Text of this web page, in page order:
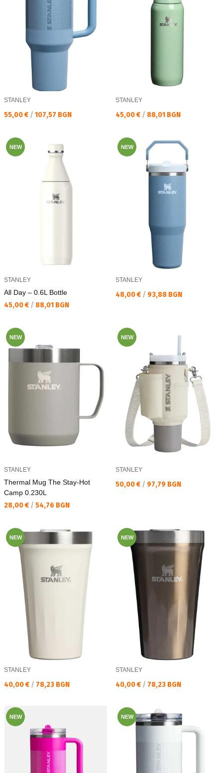
STANLEY
Текуща цена:
55,00 € / 107,57 BGN
STANLEY
Текуща цена:
45,00 € / 88,01 BGN
NEW
STANLEY
All Day – 0.6L Bottle
Текуща цена:
45,00 € / 88,01 BGN
NEW
STANLEY
Текуща цена:
48,00 € / 93,88 BGN
NEW
STANLEY
Thermal Mug The Stay-Hot
Camp 0.230L
Текуща цена:
28,00 € / 54,76 BGN
NEW
STANLEY
Текуща цена:
50,00 € / 97,79 BGN
NEW
STANLEY
Текуща цена:
40,00 € / 78,23 BGN
NEW
STANLEY
Текуща цена:
40,00 € / 78,23 BGN
NEW NEW